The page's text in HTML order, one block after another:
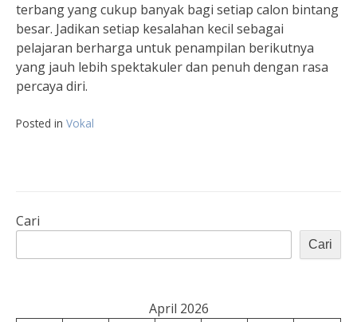
terbang yang cukup banyak bagi setiap calon bintang
besar. Jadikan setiap kesalahan kecil sebagai
pelajaran berharga untuk penampilan berikutnya
yang jauh lebih spektakuler dan penuh dengan rasa
percaya diri.
Posted in Vokal
Cari
Cari
April 2026